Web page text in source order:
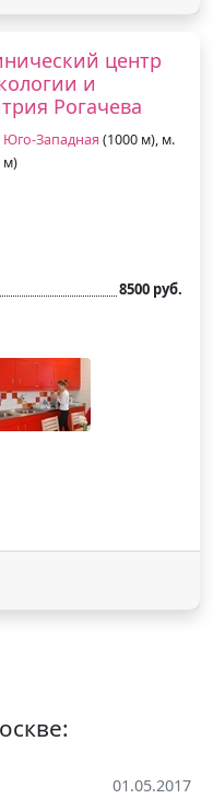
центр
и
Рогачева
Юго-Западная (1000 м), м.
м)
8500 руб.